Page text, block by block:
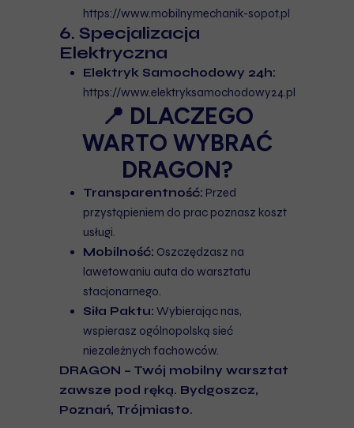
https://www.mobilnymechanik-sopot.pl
6. Specjalizacja
Elektryczna
Elektryk Samochodowy 24h:
https://www.elektryksamochodowy24.pl
📍 DLACZEGO
WARTO WYBRAĆ
DRAGON?
Transparentność: Przed
przystąpieniem do prac poznasz koszt
usługi.
Mobilność: Oszczędzasz na
lawetowaniu auta do warsztatu
stacjonarnego.
Siła Paktu: Wybierając nas,
wspierasz ogólnopolską sieć
niezależnych fachowców.
DRAGON – Twój mobilny warsztat
zawsze pod ręką. Bydgoszcz,
Poznań, Trójmiasto.